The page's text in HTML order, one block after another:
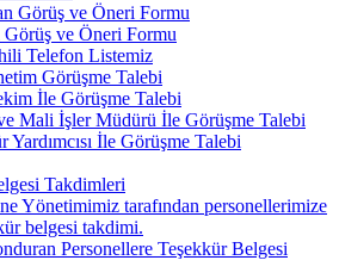
Görüş ve Öneri Formu
Görüş ve Öneri Formu
Telefon Listemiz
Görüşme Talebi
İle Görüşme Talebi
Mali İşler Müdürü İle Görüşme Talebi
Yardımcısı İle Görüşme Talebi
Takdimleri
Yönetimimiz tarafından personellerimize
belgesi takdimi.
Personellere Teşekkür Belgesi